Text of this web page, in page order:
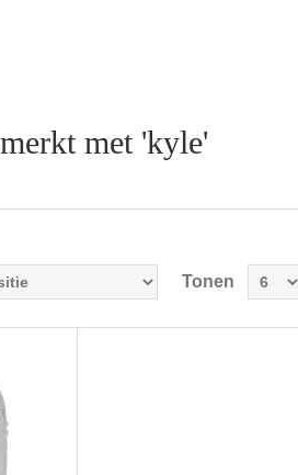
met 'kyle'
Tonen